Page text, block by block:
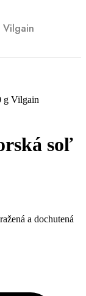
Vilgain
soľ
a dochutená